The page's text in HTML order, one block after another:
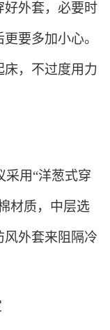
外套，必要时
要多加小心。
床，不过度用力
用“洋葱式穿
材质，中层选
外套来阻隔冷